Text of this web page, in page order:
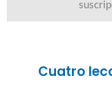
Cuatro